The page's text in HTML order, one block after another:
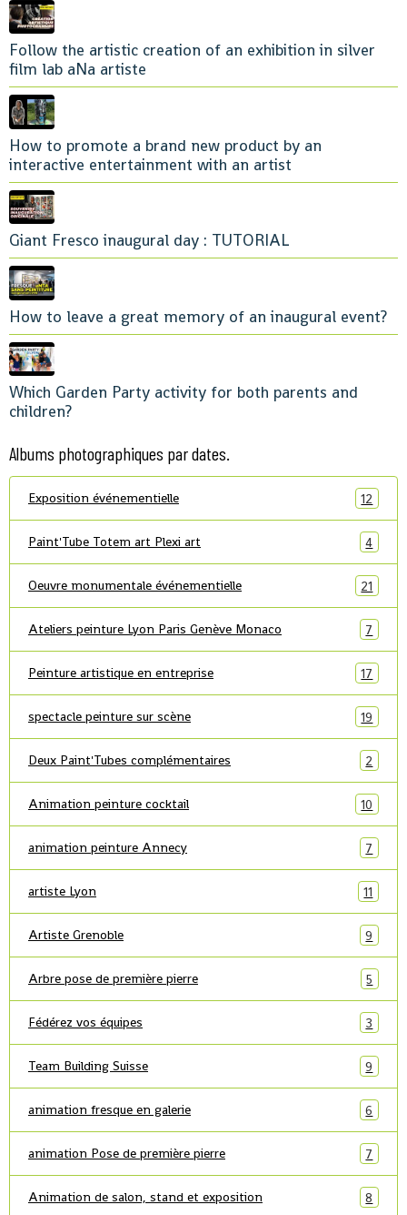
Follow the artistic creation of an exhibition in silver
film lab aNa artiste
How to promote a brand new product by an
interactive entertainment with an artist
Giant Fresco inaugural day : TUTORIAL
How to leave a great memory of an inaugural event?
Which Garden Party activity for both parents and
children?
Albums photographiques par dates.
Exposition événementielle 12
Paint'Tube Totem art Plexi art 4
Oeuvre monumentale événementielle 21
Ateliers peinture Lyon Paris Genève Monaco 7
Peinture artistique en entreprise 17
spectacle peinture sur scène 19
Deux Paint'Tubes complémentaires 2
Animation peinture cocktail 10
animation peinture Annecy 7
artiste Lyon 11
Artiste Grenoble 9
Arbre pose de première pierre 5
Fédérez vos équipes 3
Team Building Suisse 9
animation fresque en galerie 6
animation Pose de première pierre 7
Animation de salon, stand et exposition 8